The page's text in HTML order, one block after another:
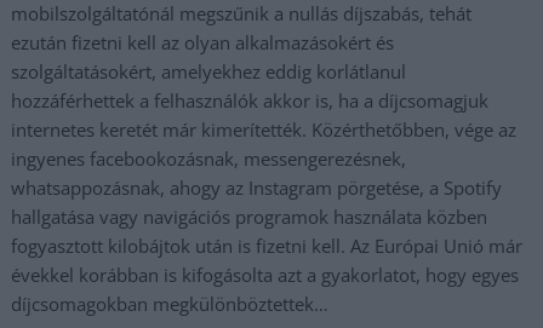
mobilszolgáltatónál megszűnik a nullás díjszabás, tehát
ezután fizetni kell az olyan alkalmazásokért és
szolgáltatásokért, amelyekhez eddig korlátlanul
hozzáférhettek a felhasználók akkor is, ha a díjcsomagjuk
internetes keretét már kimerítették. Közérthetőbben, vége az
ingyenes facebookozásnak, messengerezésnek,
whatsappozásnak, ahogy az Instagram pörgetése, a Spotify
hallgatása vagy navigációs programok használata közben
fogyasztott kilobájtok után is fizetni kell. Az Európai Unió már
évekkel korábban is kifogásolta azt a gyakorlatot, hogy egyes
díjcsomagokban megkülönböztettek…